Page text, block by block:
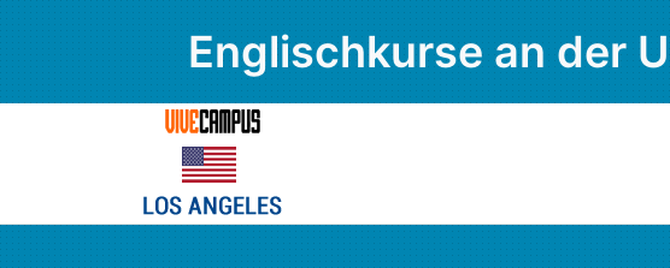
Englischkurse an der